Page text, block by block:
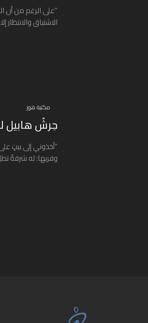
“على الرغم من أن
الاشتياق والانتظار
مكتبة هوز
حِرشُ هابيل
“أخذوني إلى بيتٍ
وفربها؛ له شرفةٌ